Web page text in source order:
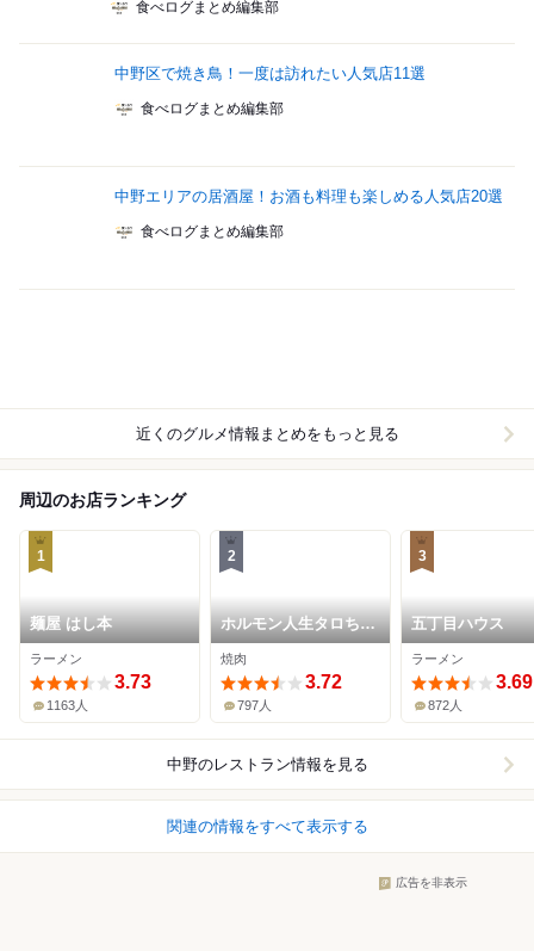
食べログまとめ編集部
中野区で焼き鳥！一度は訪れたい人気店11選
食べログまとめ編集部
中野エリアの居酒屋！お酒も料理も楽しめる人気店20選
食べログまとめ編集部
近くのグルメ情報まとめをもっと見る
周辺のお店ランキング
1
麺屋 はし本
ラーメン
3.73
1163人
2
ホルモン人生タロちゃ
ん
焼肉
3.72
797人
3
五丁目ハウス
ラーメン
3.69
872人
中野のレストラン情報を見る
関連の情報をすべて表示する
広告を非表示